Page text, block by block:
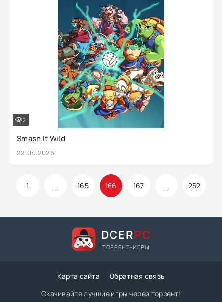
Smash It Wild
22.04.2026
2
1 ... 165 166 167 ... 252
DCERPC
ТОРРЕНТ-ИГРЫ
Карта сайта
Обратная связь
Скачивайте лучшие игры через торрент!